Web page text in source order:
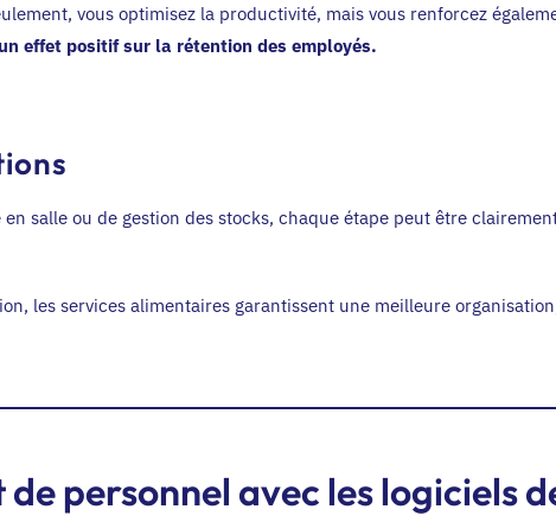
vous optimisez la productivité, mais vous renforcez
effet positif sur la rétention des employés.
en salle ou de gestion des stocks, chaque étape peut être
les services alimentaires garantissent une meilleure
personnel avec les logiciels